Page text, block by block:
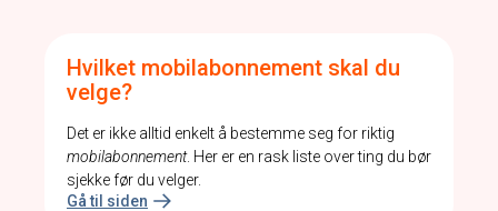
Hvilket mobilabonnement skal du
velge?
Det er ikke alltid enkelt å bestemme seg for riktig
mobilabonnement. Her er en rask liste over ting du bør
sjekke før du velger.
Gå til siden